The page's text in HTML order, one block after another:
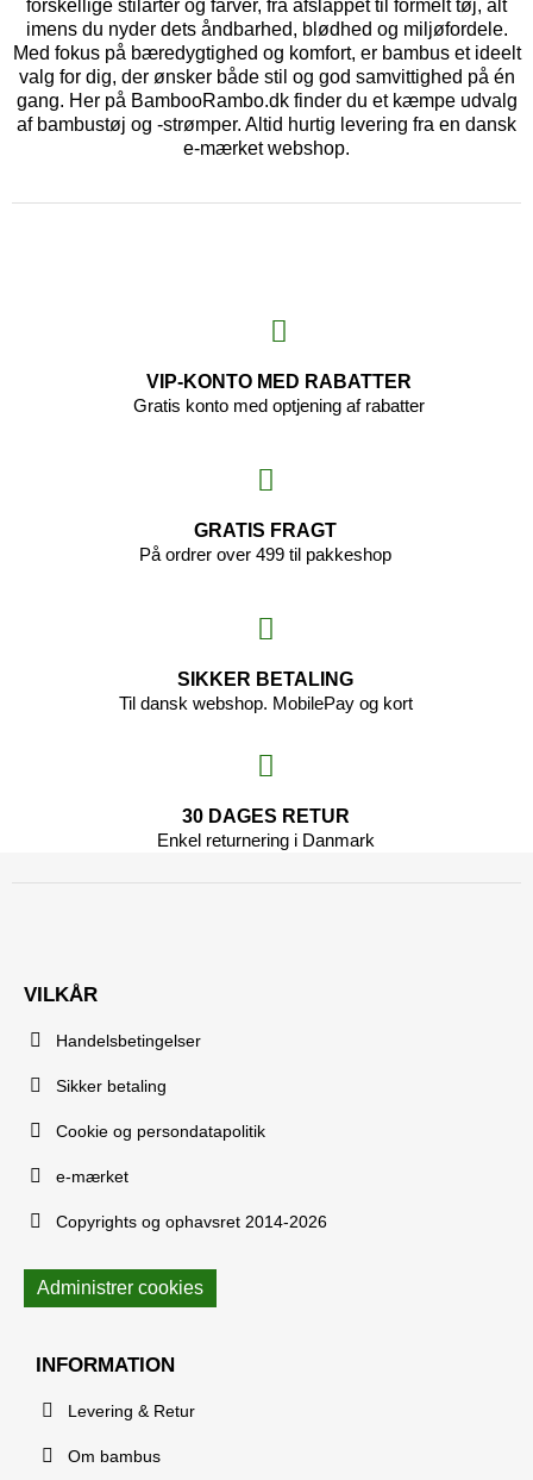
forskellige stilarter og farver, fra afslappet til formelt tøj, alt
imens du nyder dets åndbarhed, blødhed og miljøfordele.
Med fokus på bæredygtighed og komfort, er bambus et ideelt
valg for dig, der ønsker både stil og god samvittighed på én
gang. Her på BambooRambo.dk finder du et kæmpe udvalg
af bambustøj og -strømper. Altid hurtig levering fra en dansk
e-mærket webshop.
VIP-KONTO MED RABATTER
Gratis konto med optjening af rabatter
GRATIS FRAGT
På ordrer over 499 til pakkeshop
SIKKER BETALING
Til dansk webshop. MobilePay og kort
30 DAGES RETUR
Enkel returnering i Danmark
VILKÅR
Handelsbetingelser
Sikker betaling
Cookie og persondatapolitik
e-mærket
Copyrights og ophavsret 2014-2026
Administrer cookies
INFORMATION
Levering & Retur
Om bambus